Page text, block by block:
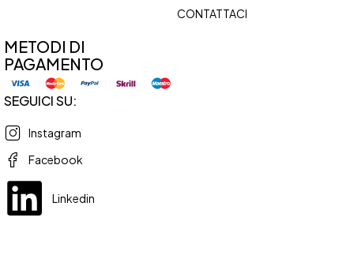
CONTATTACI
METODI DI
PAGAMENTO
SEGUICI SU:
Instagram
Facebook
Linkedin